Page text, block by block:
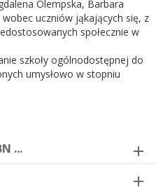
Olempska, Barbara
uczniów jąkających się, z
społecznie w
szkoły ogólnodostępnej do
umysłowo w stopniu
...